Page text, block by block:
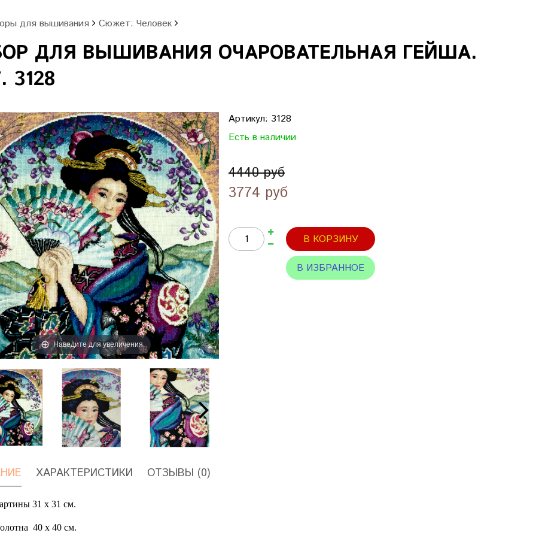
для вышивания Сюжет: Человек
ДЛЯ ВЫШИВАНИЯ ОЧАРОВАТЕЛЬНАЯ ГЕЙША.
3128
Наведите для увеличения
Артикул: 3128
Есть в наличии
4440 руб
3774 руб
В КОРЗИНУ
В ИЗБРАННОЕ
ХАРАКТЕРИСТИКИ ОТЗЫВЫ (0)
31 х 31 см.
40 х 40 см.